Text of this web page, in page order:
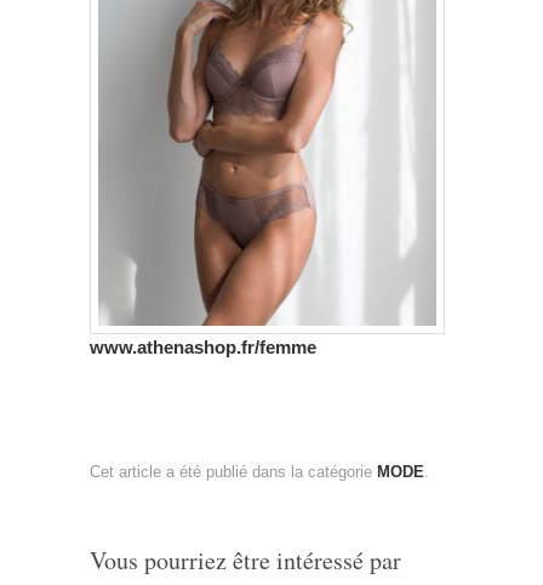
www.athenashop.fr/femme
Cet article a été publié dans la catégorie MODE.
Vous pourriez être intéressé par